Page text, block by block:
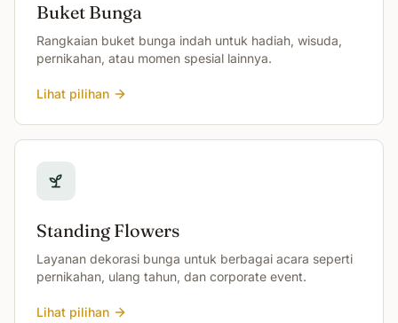
Buket Bunga
Rangkaian buket bunga indah untuk hadiah, wisuda,
pernikahan, atau momen spesial lainnya.
Lihat pilihan
Standing Flowers
Layanan dekorasi bunga untuk berbagai acara seperti
pernikahan, ulang tahun, dan corporate event.
Lihat pilihan